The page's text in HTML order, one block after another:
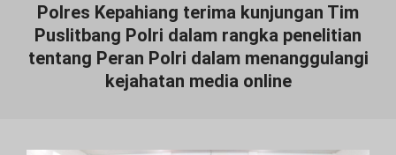
Polres Kepahiang terima kunjungan Tim
Puslitbang Polri dalam rangka penelitian
tentang Peran Polri dalam menanggulangi
kejahatan media online